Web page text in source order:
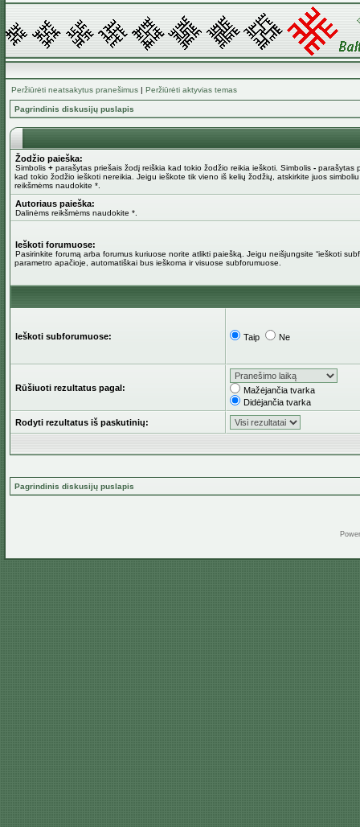
Peržiūrėti neatsakytus pranešimus | Peržiūrėti aktyvias temas
Pagrindinis diskusijų puslapis
Žodžio paieška:
Simbolis + parašytas priešais žodį reiškia kad tokio žodžio reikia ieškoti. Simbolis - parašytas
kad tokio žodžio ieškoti nereikia. Jeigu ieškote tik vieno iš kelių žodžių, atskirkite juos
reikšmėms naudokite *.
Autoriaus paieška:
Dalinėms reikšmėms naudokite *.
Ieškoti forumuose:
Pasirinkite forumą arba forumus kuriuose norite atlikti paiešką. Jeigu neišjungsite “ieškoti
parametro apačioje, automatiškai bus ieškoma ir visuose subforumuose.
Ieškoti subforumuose: Taip Ne
Rūšiuoti rezultatus pagal:
Mažėjančia tvarka
Didėjančia tvarka
Rodyti rezultatus iš paskutinių:
Pagrindinis diskusijų puslapis